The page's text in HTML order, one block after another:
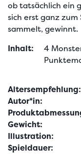
ob tatsächlich ein
sich erst ganz zum
sammelt, gewinnt.
Inhalt:
4
Altersempfehlung:
Autor*in:
Gewicht:
Illustration:
Spieldauer: